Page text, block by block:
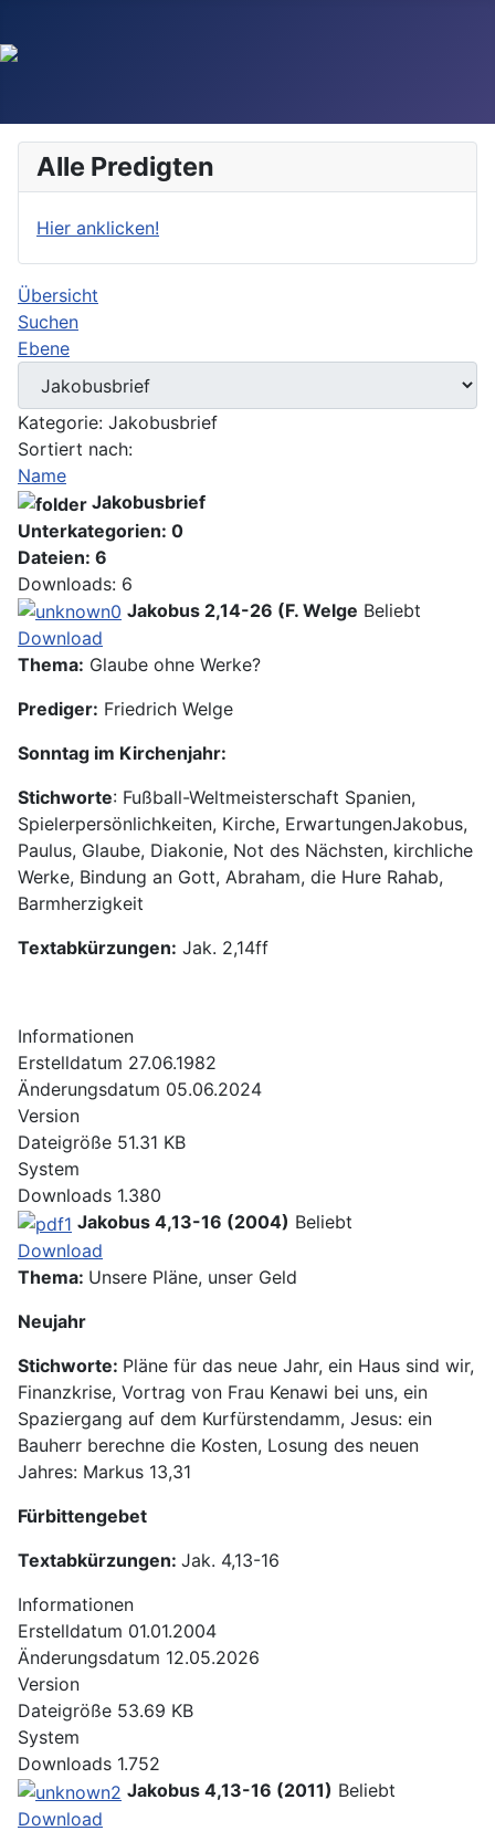
Alle Predigten
Hier anklicken!
Übersicht
Suchen
Ebene
Kategorie: Jakobusbrief
Sortiert nach:
Name
Jakobusbrief
Unterkategorien: 0
Dateien: 6
Downloads: 6
Jakobus 2,14-26 (F. Welge Beliebt
Download
Thema: Glaube ohne Werke?
Prediger: Friedrich Welge
Sonntag im Kirchenjahr:
Stichworte: Fußball-Weltmeisterschaft Spanien,
Spielerpersönlichkeiten, Kirche, ErwartungenJakobus,
Paulus, Glaube, Diakonie, Not des Nächsten, kirchliche
Werke, Bindung an Gott, Abraham, die Hure Rahab,
Barmherzigkeit
Textabkürzungen: Jak. 2,14ff
Informationen
Erstelldatum 27.06.1982
Änderungsdatum 05.06.2024
Version
Dateigröße 51.31 KB
System
Downloads 1.380
Jakobus 4,13-16 (2004) Beliebt
Download
Thema: Unsere Pläne, unser Geld
Neujahr
Stichworte: Pläne für das neue Jahr, ein Haus sind wir,
Finanzkrise, Vortrag von Frau Kenawi bei uns, ein
Spaziergang auf dem Kurfürstendamm, Jesus: ein
Bauherr berechne die Kosten, Losung des neuen
Jahres: Markus 13,31
Fürbittengebet
Textabkürzungen: Jak. 4,13-16
Informationen
Erstelldatum 01.01.2004
Änderungsdatum 12.05.2026
Version
Dateigröße 53.69 KB
System
Downloads 1.752
Jakobus 4,13-16 (2011) Beliebt
Download